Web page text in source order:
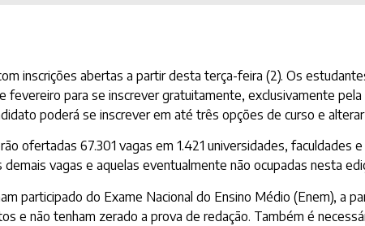
inscrições abertas a partir desta terça-feira (2). Os
para se inscrever gratuitamente, exclusivamente
poderá se inscrever em até três opções de curso e
ofertadas 67.301 vagas em 1.421 universidades, faculdades
vagas e aquelas eventualmente não ocupadas nesta
participado do Exame Nacional do Ensino Médio (Enem), a
e não tenham zerado a prova de redação. Também é